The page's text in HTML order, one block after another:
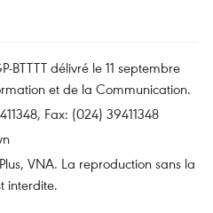
BTTTT délivré le 11 septembre
et de la Communication.
Fax: (024) 39411348
VNA. La reproduction sans la
interdite.